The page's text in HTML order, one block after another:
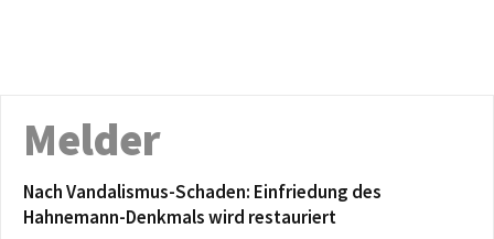
Melder
Nach Vandalismus-Schaden: Einfriedung des
Hahnemann-Denkmals wird restauriert